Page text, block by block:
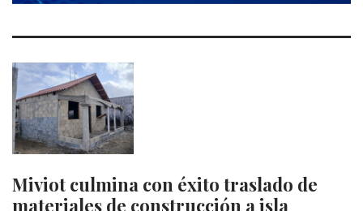
Miviot culmina con éxito traslado de
materiales de construcción a isla